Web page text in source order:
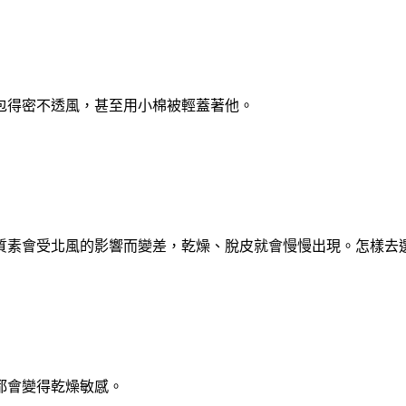
密不透風，甚至用小棉被輕蓋著他。
會受北風的影響而變差，乾燥、脫皮就會慢慢出現。怎樣去
變得乾燥敏感。